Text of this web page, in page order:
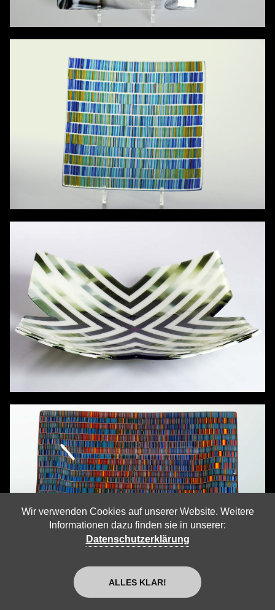
Wir verwenden Cookies auf unserer Website. Weitere
Informationen dazu finden sie in unserer:
Datenschutzerklärung
ALLES KLAR!